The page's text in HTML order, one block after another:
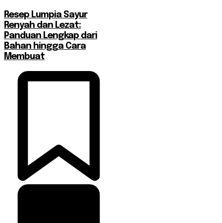
Resep Lumpia Sayur
Renyah dan Lezat:
Panduan Lengkap dari
Bahan hingga Cara
Membuat